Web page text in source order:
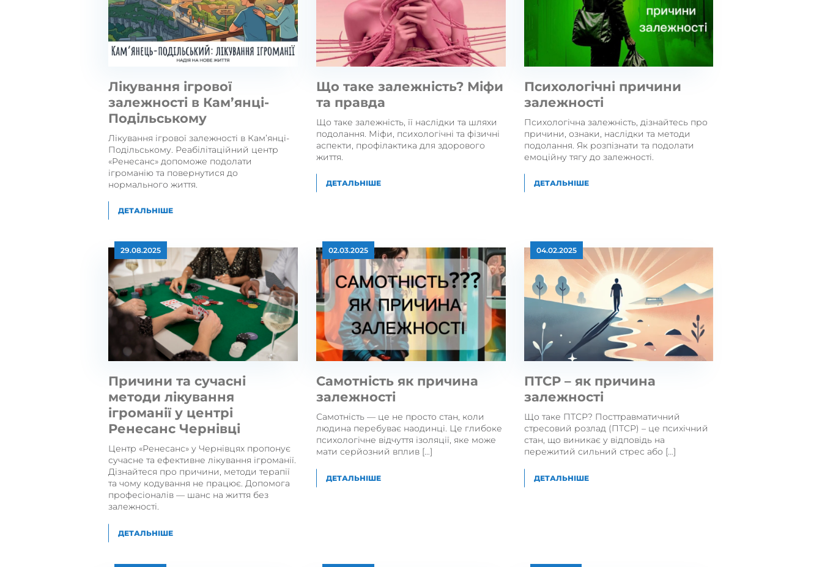
Лікування ігрової
залежності в Кам’янці-
Подільському
Лікування ігрової залежності в Кам’янці-
Подільському. Реабілітаційний центр
«Ренесанс» допоможе подолати
ігроманію та повернутися до
нормального життя.
ДЕТАЛЬНІШЕ
Що таке залежність? Міфи
та правда
Що таке залежність, її наслідки та шляхи
подолання. Міфи, психологічні та фізичні
аспекти, профілактика для здорового
життя.
ДЕТАЛЬНІШЕ
Психологічні причини
залежності
Психологічна залежність, дізнайтесь про
причини, ознаки, наслідки та методи
подолання. Як розпізнати та подолати
емоційну тягу до залежності.
ДЕТАЛЬНІШЕ
Причини та сучасні
методи лікування
ігроманії у центрі
Ренесанс Чернівці
29.08.2025
Центр «Ренесанс» у Чернівцях пропонує
сучасне та ефективне лікування ігроманії.
Дізнайтеся про причини, методи терапії
та чому кодування не працює. Допомога
професіоналів — шанс на життя без
залежності.
ДЕТАЛЬНІШЕ
Самотність як причина
залежності
02.03.2025
Самотність — це не просто стан, коли
людина перебуває наодинці. Це глибоке
психологічне відчуття ізоляції, яке може
мати серйозний вплив […]
ДЕТАЛЬНІШЕ
ПТСР – як причина
залежності
04.02.2025
Що таке ПТСР? Посттравматичний
стресовий розлад (ПТСР) – це психічний
стан, що виникає у відповідь на
пережитий сильний стрес або […]
ДЕТАЛЬНІШЕ